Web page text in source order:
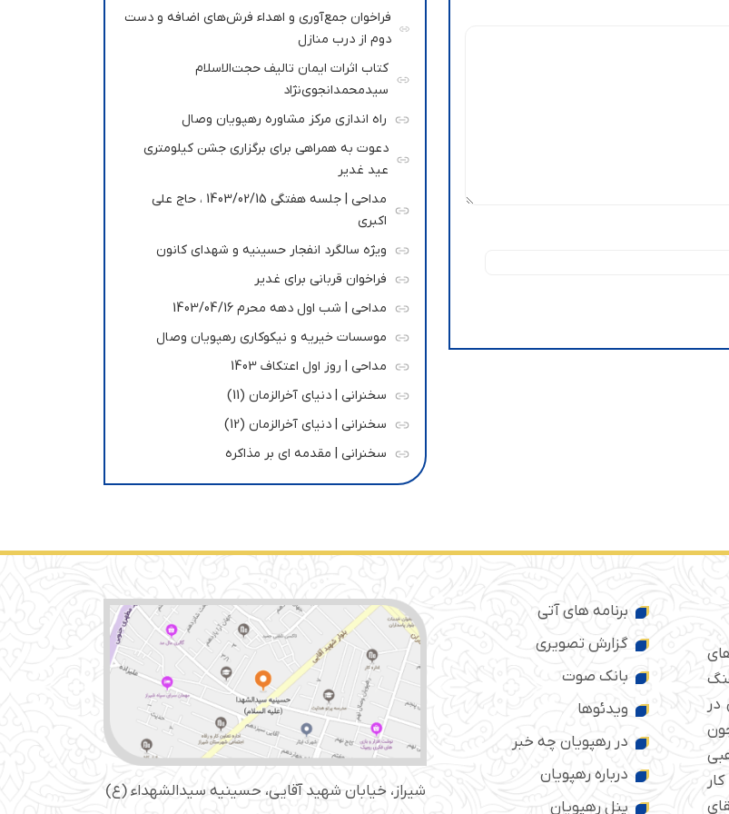
فراخوان جمع‌آوری و اهداء فرش‌های اضافه و دست
دوم از درب منازل
کتاب اثرات ایمان تالیف حجت‌الاسلام
سیدمحمدانجوی‌نژاد
راه اندازی مرکز مشاوره رهپویان وصال
دعوت به همراهی برای برگزاری جشن کیلومتری
عید غدیر
مداحی | جلسه هفتگی 1403/02/15 ، حاج علی
اکبری
ویژه سالگرد انفجار حسینیه و شهدای کانون
فراخوان قربانی برای غدیر
مداحی | شب اول دهه محرم 1403/04/16
موسسات خیریه و نیکوکاری رهپویان وصال
مداحی | روز اول اعتکاف 1403
سخنرانی | دنیای آخرالزمان (11)
سخنرانی | دنیای آخرالزمان (12)
سخنرانی | مقدمه ای بر مذاکره
فرهنگ
برنامه های آتی
گزارش تصویری
بانک صوت
ویدئوها
در رهپویان چه خبر
درباره رهپویان
پنل رهپویان
شیراز، خیابان شهید آقایی، حسینیه سید‌الشهداء (ع)